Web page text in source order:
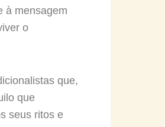
à mensagem
o
que,
que
seus ritos e